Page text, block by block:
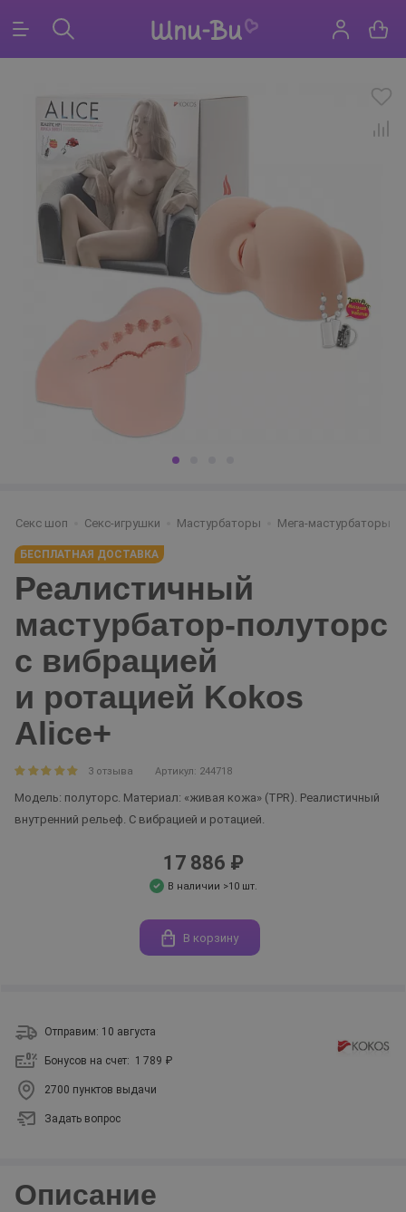
Секс шоп Секс-игрушки Мастурбаторы Мега-мастурбаторы
БЕСПЛАТНАЯ ДОСТАВКА
Реалистичный
мастурбатор-полуторс
с вибрацией
и ротацией Kokos
Alice+
3 отзыва Артикул: 244718
Модель: полуторс. Материал: «живая кожа» (TPR). Реалистичный
внутренний рельеф. С вибрацией и ротацией.
17 886 ₽
В наличии >10 шт.
В корзину
Отправим: 10 августа
Бонусов на счет: 1 789 ₽
2700 пунктов выдачи
Задать вопрос
Описание